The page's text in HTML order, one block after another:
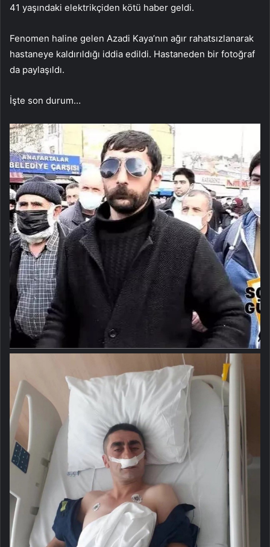
41 yaşındaki elektrikçiden kötü haber geldi.
Fenomen haline gelen Azadi Kaya’nın ağır rahatsızlanarak
hastaneye kaldırıldığı iddia edildi. Hastaneden bir fotoğraf
da paylaşıldı.
İşte son durum…